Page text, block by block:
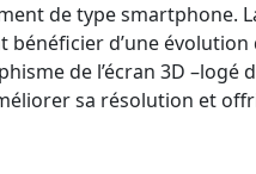
de type smartphone.
bénéficier d’une évolution
de l’écran 3D –logé
sa résolution et